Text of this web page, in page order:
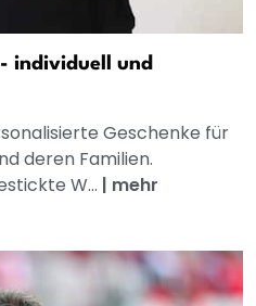
individuell und
Geschenke für
deren Familien.
W... | mehr